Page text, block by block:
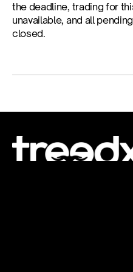
the deadline, trading for
unavailable, and all
closed.